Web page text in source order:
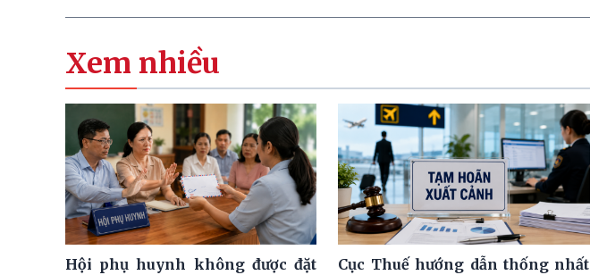
Xem nhiều
Hội phụ huynh không được đặt
Cục Thuế hướng dẫn thống nhất